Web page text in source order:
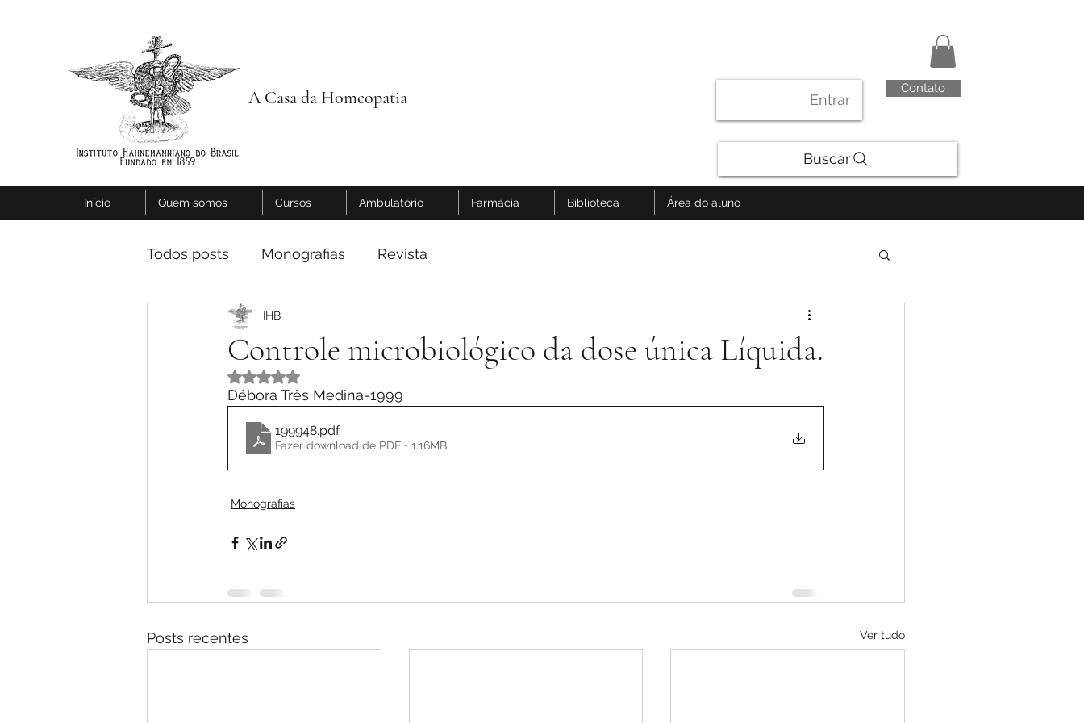
A Casa da Homeopatia Entrar
Contato
Buscar
Início Quem somos Cursos Ambulatório Farmácia Biblioteca Área do aluno
Todos posts Monografias Revista
Controle microbiológico da dose única Líquida.
IHB
Avaliado com NaN de 5 estrelas.
Débora Três Medina-1999
199948.pdf
Fazer download de PDF • 1.16MB
Monografias
Posts recentes Ver tudo